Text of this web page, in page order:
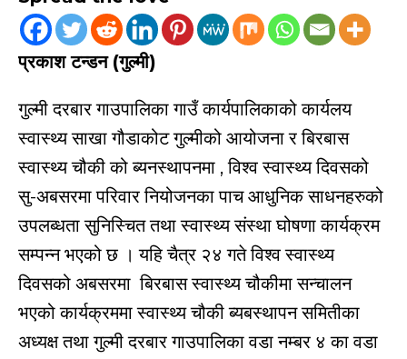
प्रकाश टन्डन (गुल्मी)
गुल्मी दरबार गाउपालिका गाउँ कार्यपालिकाको कार्यलय
स्वास्थ्य साखा गौडाकोट गुल्मीको आयोजना र बिरबास
स्वास्थ्य चौकी को ब्यनस्थापनमा , विश्व स्वास्थ्य दिवसको
सु-अबसरमा परिवार नियोजनका पाच आधुनिक साधनहरुको
उपलब्धता सुनिस्चित तथा स्वास्थ्य संस्था घोषणा कार्यक्रम
सम्पन्न भएको छ । यहि चैत्र २४ गते विश्व स्वास्थ्य
दिवसको अबसरमा बिरबास स्वास्थ्य चौकीमा सन्चालन
भएको कार्यक्रममा स्वास्थ्य चौकी ब्यबस्थापन समितीका
अध्यक्ष तथा गुल्मी दरबार गाउपालिका वडा नम्बर ४ का वडा